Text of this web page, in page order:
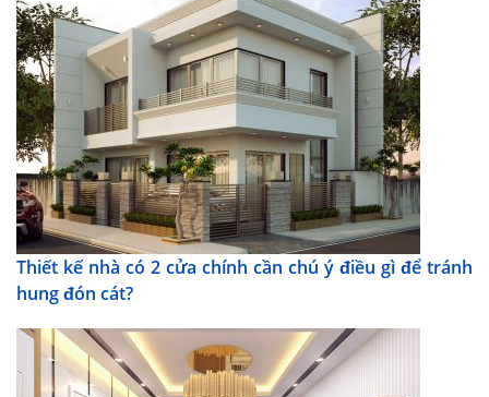
Thiết kế nhà có 2 cửa chính cần chú ý điều gì để tránh
hung đón cát?